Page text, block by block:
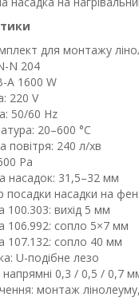
для монтажу
N 204
A 1600 W
220 V
50/60 Hz
20–600 °C
повітря: 240 л/хв
Pa
насадок: 31,5–32 мм
посадки насадки на
100.303: вихід 5 мм
106.992: сопло 5×7 мм
107.132: сопло 40 мм
U-подібне лезо
0,3 / 0,5 / 0,7
монтаж